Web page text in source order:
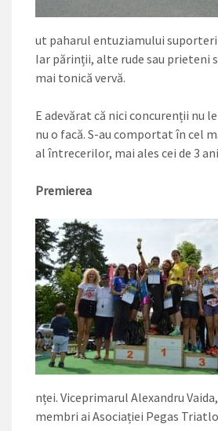
ut paharul entuziamului
Iar părinții, alte rude sau prieteni
mai tonică vervă.
E adevărat că nici con­curenții nu
nu o facă. S-au comportat în cel
al întrecerilor, mai ales cei de 3
Premierea
nței. Viceprimarul Alexandru
membri ai Asociației Pegas